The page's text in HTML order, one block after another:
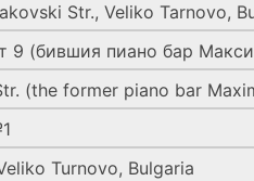
Str., Veliko Tarnovo,
9 (бившия пиано бар
(the former piano bar
Turnovo, Bulgaria